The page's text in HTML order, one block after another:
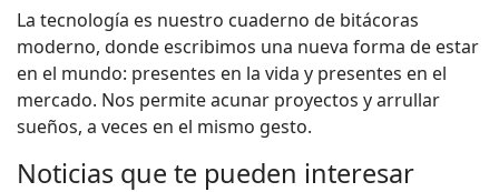
La tecnología es nuestro cuaderno de bitácoras
moderno, donde escribimos una nueva forma de estar
en el mundo: presentes en la vida y presentes en el
mercado. Nos permite acunar proyectos y arrullar
sueños, a veces en el mismo gesto.
Noticias que te pueden interesar